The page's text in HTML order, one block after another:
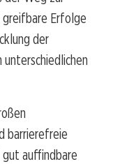
Erfolge
der
barrierefreie
auffindbare